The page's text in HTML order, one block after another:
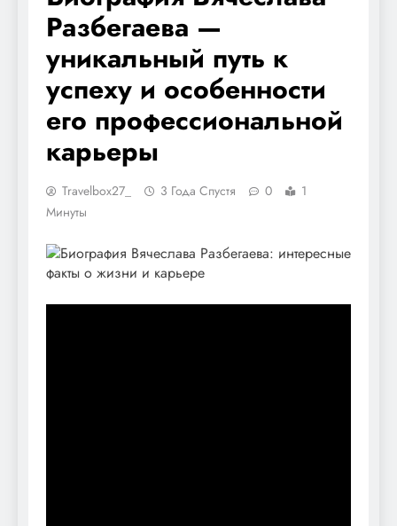
Разбегаева —
уникальный путь к
успеху и особенности
его профессиональной
карьеры
Travelbox27_ 3 Года Спустя 0
1
Минуты